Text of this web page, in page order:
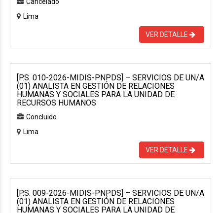
Lima
VER DETALLE
[P.S. 010-2026-MIDIS-PNPDS] – SERVICIOS DE UN/A
(01) ANALISTA EN GESTIÓN DE RELACIONES
HUMANAS Y SOCIALES PARA LA UNIDAD DE
RECURSOS HUMANOS
Concluido
Lima
VER DETALLE
[P.S. 009-2026-MIDIS-PNPDS] – SERVICIOS DE UN/A
(01) ANALISTA EN GESTIÓN DE RELACIONES
HUMANAS Y SOCIALES PARA LA UNIDAD DE